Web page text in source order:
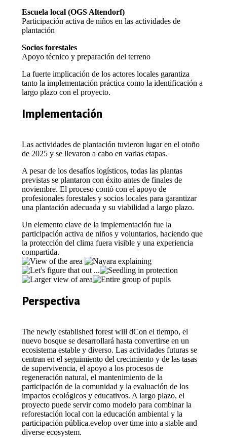
Escuela local (OGS Altendorf)
Participación activa de niños en las actividades de
plantación
Socios forestales
Apoyo técnico y preparación del terreno
La fuerte implicación de los actores locales garantiza
tanto la implementación práctica como la identificación a
largo plazo con el proyecto.
Implementación
Las actividades de plantación tuvieron lugar en el otoño
de 2025 y se llevaron a cabo en varias etapas.
A pesar de los desafíos logísticos, todas las plantas
previstas se plantaron con éxito antes de finales de
noviembre. El proceso contó con el apoyo de
profesionales forestales y socios locales para garantizar
una plantación adecuada y su viabilidad a largo plazo.
Un elemento clave de la implementación fue la
participación activa de niños y voluntarios, haciendo que
la protección del clima fuera visible y una experiencia
compartida.
Perspectiva
The newly established forest will dCon el tiempo, el
nuevo bosque se desarrollará hasta convertirse en un
ecosistema estable y diverso. Las actividades futuras se
centran en el seguimiento del crecimiento y de las tasas
de supervivencia, el apoyo a los procesos de
regeneración natural, el mantenimiento de la
participación de la comunidad y la evaluación de los
impactos ecológicos y educativos. A largo plazo, el
proyecto puede servir como modelo para combinar la
reforestación local con la educación ambiental y la
participación pública.evelop over time into a stable and
diverse ecosystem.